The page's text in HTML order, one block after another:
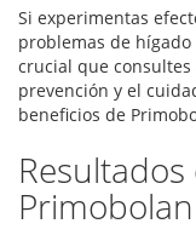
Si experimentas
problemas de
crucial que
prevención y el
beneficios de
Primobolan